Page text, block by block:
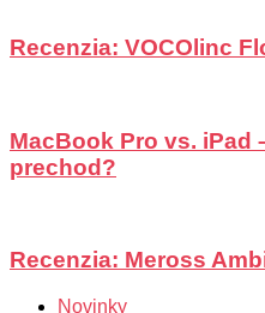
Recenzia: VOCOlinc
MacBook Pro vs. iPad
prechod?
Recenzia: Meross
Novinky